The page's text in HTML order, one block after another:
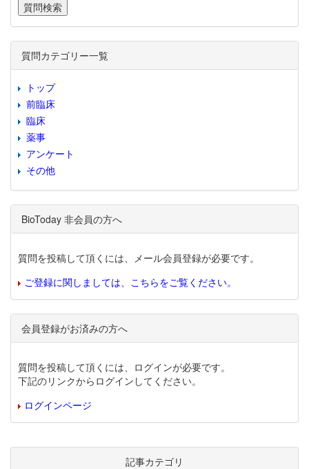
質問カテゴリー一覧
トップ
前臨床
臨床
薬事
アンケート
その他
BioToday 非会員の方へ
質問を投稿して頂くには、メール会員登録が必要です。
ご登録に関しましては、こちらをご覧ください。
会員登録がお済みの方へ
質問を投稿して頂くには、ログインが必要です。
下記のリンクからログインしてください。
ログインページ
記事カテゴリ